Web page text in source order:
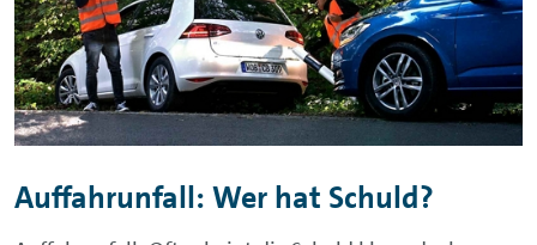
Auffahrunfall: Wer hat Schuld?